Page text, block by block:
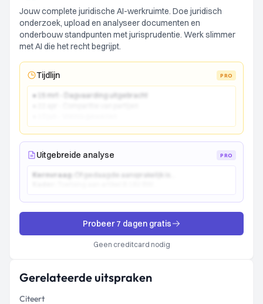
Jouw complete juridische AI-werkruimte. Doe juridisch
onderzoek, upload en analyseer documenten en
onderbouw standpunten met jurisprudentie. Werk slimmer
met AI die het recht begrijpt.
Tijdlijn PRO
● 15 mrt - Dagvaarding uitgebracht
Uitgebreide analyse PRO
Kernvraag:
Probeer 7 dagen gratis
Geen creditcard nodig
Gerelateerde uitspraken
Citeert